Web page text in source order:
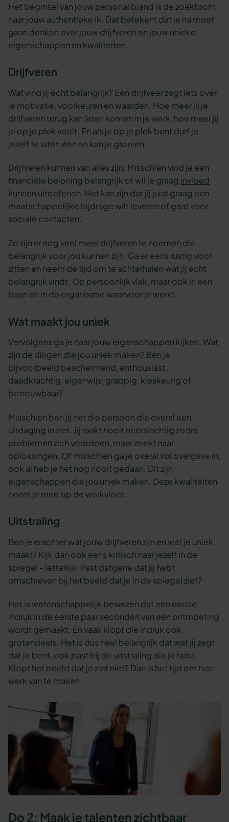
Het beginsel van jouw personal brand is de zoektocht
naar jouw authentieke ik. Dat betekent dat je na moet
gaan denken over jouw drijfveren en jouw unieke
eigenschappen en kwaliteiten.
Drijfveren
Wat vind jij écht belangrijk? Een drijfveer zegt iets over
je motivatie, voorkeuren en waarden. Hoe meer jij je
drijfveren terug kan laten komen in je werk, hoe meer jij
je op je plek voelt. En als je op je plek bent durf je
jezelf te laten zien en kan je groeien.
Drijfveren kunnen van alles zijn. Misschien vind je een
financiële beloning belangrijk of wil je graag invloed
kunnen uitoefenen. Het kan zijn dat jij juist graag een
maatschappelijke bijdrage wilt leveren of gaat voor
sociale contacten.
Zo zijn er nog veel meer drijfveren te noemen die
belangrijk voor jou kunnen zijn. Ga er eens rustig voor
zitten en neem de tijd om te achterhalen wat jij echt
belangrijk vindt. Op persoonlijk vlak, maar ook in een
baan en in de organisatie waarvoor je werkt.
Wat maakt jou uniek
Vervolgens ga je naar jouw eigenschappen kijken. Wat
zijn de dingen die jou uniek maken? Ben je
bijvoorbeeld beschermend, enthousiast,
daadkrachtig, eigenwijs, grappig, kieskeurig of
betrouwbaar?
Misschien ben jij net die persoon die overal een
uitdaging in ziet. Jij raakt nooit neerslachtig zodra
problemen zich voordoen, maar zoekt naar
oplossingen. Of misschien ga je overal vol overgave in,
ook al heb je het nog nooit gedaan. Dit zijn
eigenschappen die jou uniek maken. Deze kwaliteiten
neem je mee op de werkvloer.
Uitstraling
Ben je erachter wat jouw drijfveren zijn en wat je uniek
maakt? Kijk dan ook eens kritisch naar jezelf in de
spiegel - letterlijk. Past datgene dat jij hebt
omschreven bij het beeld dat je in de spiegel ziet?
Het is wetenschappelijk bewezen dat een eerste
indruk in de eerste paar seconden van een ontmoeting
wordt gemaakt. En vaak klopt die indruk ook
grotendeels. Het is dus heel belangrijk dat wat jij zegt
dat je bent, ook past bij de uitstraling die je hebt.
Klopt het beeld dat je ziet niet? Dan is het tijd om hier
werk van te maken.
Do 2: Maak je talenten zichtbaar